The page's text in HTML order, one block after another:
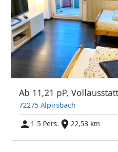
72275 Alpirsbach
1-5 Pers.
22,53 km